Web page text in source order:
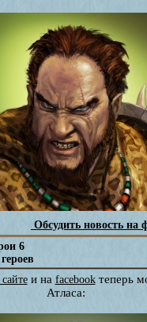
Обсудить новость на
6
и на facebookтеперь
Атласа: